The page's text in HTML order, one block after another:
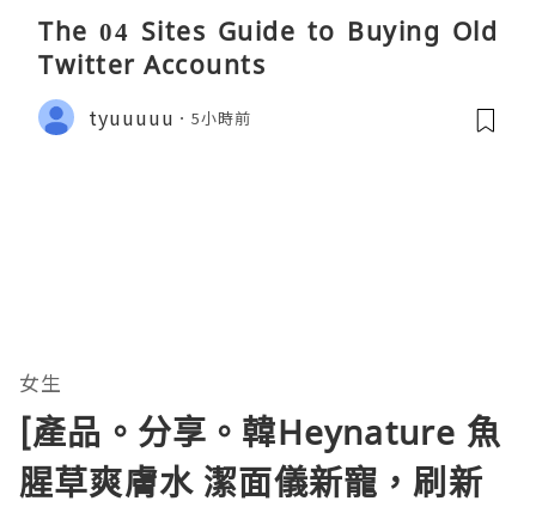
The 04 Sites Guide to Buying Old
Twitter Accounts
tyuuuuu 5小時前
女生
[產品。分享。韓Heynature 魚
腥草爽膚水 潔面儀新寵，刷新